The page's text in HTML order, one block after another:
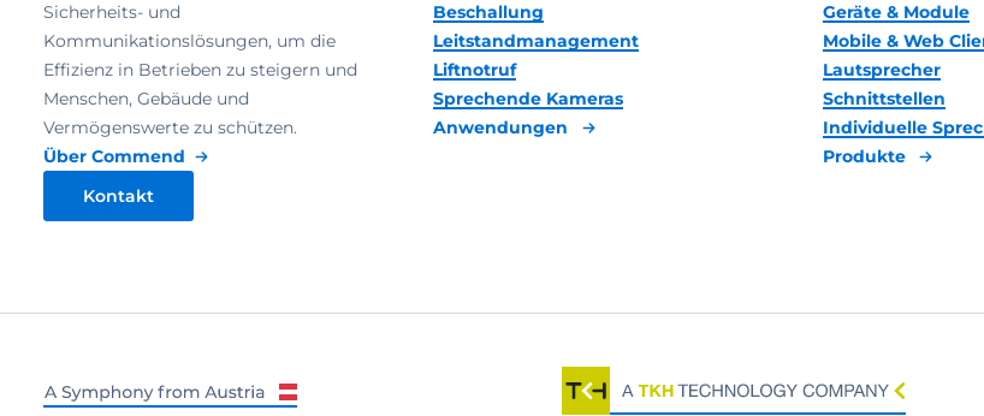
Sicherheits- und
Kommunikationslösungen, um die
Effizienz in Betrieben zu steigern und
Menschen, Gebäude und
Vermögenswerte zu schützen.
Über Commend
Kontakt
Beschallung
Leitstandmanagement
Liftnotruf
Sprechende Kameras
Anwendungen
Geräte & Module
Mobile & Web
Lautsprecher
Schnittstellen
Individuelle
Produkte